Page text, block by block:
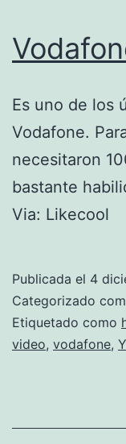
Es uno de los
Vodafone.
necesitaron
bastante
Via: Likecool
Publicada el 4
Categorizado
Etiquetado como
video, vodafone,